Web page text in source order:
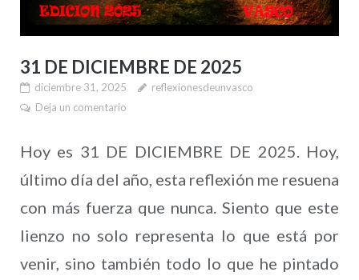
31 DE DICIEMBRE DE 2025
diciembre 31, 2025
reflexionesdeunvasco
Deja un comentario
Hoy es 31 DE DICIEMBRE DE 2025. Hoy,
último día del año, esta reflexión me resuena
con más fuerza que nunca. Siento que este
lienzo no solo representa lo que está por
venir, sino también todo lo que he pintado